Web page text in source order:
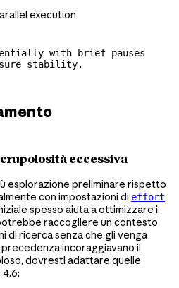
execution
with brief pauses
stability.
eccessiva
esplorazione preliminare rispetto
con impostazioni di effort
spesso aiuta a ottimizzare i
raccogliere un contesto
di ricerca senza che gli venga
incoraggiavano il
dovresti adattare quelle